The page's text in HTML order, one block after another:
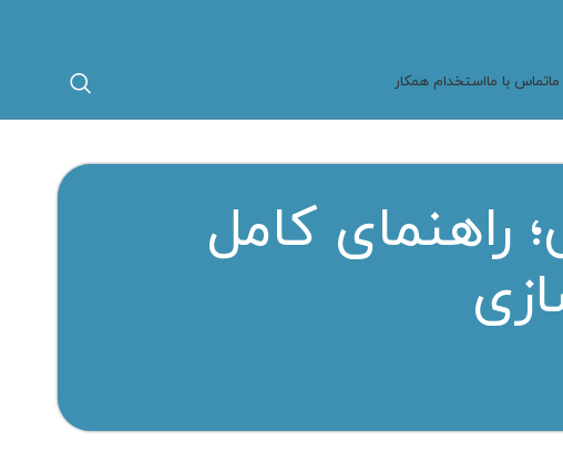
تماس با مااستخدام همکار
راهنمای کامل